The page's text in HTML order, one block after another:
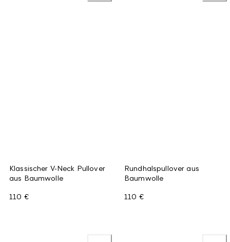
Klassischer V-Neck Pullover
aus Baumwolle
110 €
Rundhalspullover aus
Baumwolle
110 €